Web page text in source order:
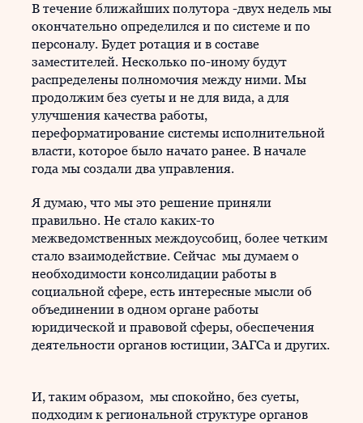
В течение ближайших полутора -двух недель мы
окончательно определился и по системе и по
персоналу. Будет ротация и в составе
заместителей. Несколько по-иному будут
распределены полномочия между ними. Мы
продолжим без суеты и не для вида, а для
улучшения качества работы,
переформатирование системы исполнительной
власти, которое было начато ранее. В начале
года мы создали два управления.
Я думаю, что мы это решение приняли
правильно. Не стало каких-то
межведомственных междоусобиц, более четким
стало взаимодействие. Сейчас мы думаем о
необходимости консолидации работы в
социальной сфере, есть интересные мысли об
объединении в одном органе работы
юридической и правовой сферы, обеспечения
деятельности органов юстиции, ЗАГСа и других.
И, таким образом, мы спокойно, без суеты,
подходим к региональной структуре органов